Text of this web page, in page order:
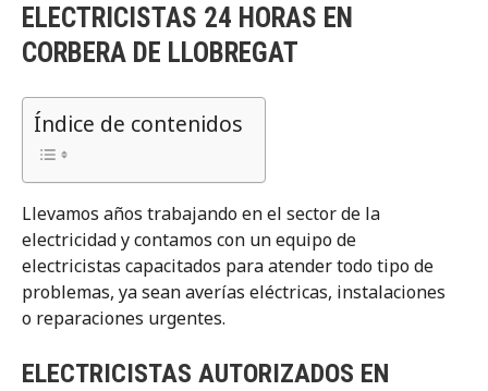
ELECTRICISTAS 24 HORAS EN
CORBERA DE LLOBREGAT
Índice de contenidos
Llevamos años trabajando en el sector de la
electricidad y contamos con un equipo de
electricistas capacitados para atender todo tipo de
problemas, ya sean averías eléctricas, instalaciones
o reparaciones urgentes.
ELECTRICISTAS AUTORIZADOS EN